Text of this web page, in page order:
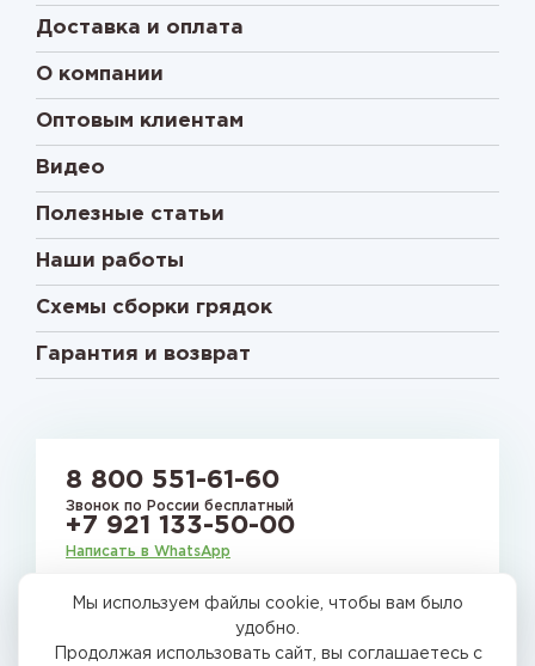
Мы используем файлы cookie, чтобы вам было
удобно.
Продолжая использовать сайт, вы соглашаетесь с
Доставка и оплата
О компании
Оптовым клиентам
Видео
Полезные статьи
Наши работы
Схемы сборки грядок
Гарантия и возврат
8 800 551-61-60
Звонок по России бесплатный
+7 921 133-50-00
Написать в WhatsApp